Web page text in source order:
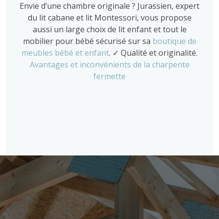
Envie d’une chambre originale ? Jurassien, expert
du lit cabane et lit Montessori, vous propose
aussi un large choix de lit enfant et tout le
mobilier pour bébé sécurisé sur sa boutique de
meubles bébé et enfant. ✓ Qualité et originalité.
Avantages et inconvénients de la charpente
fermette